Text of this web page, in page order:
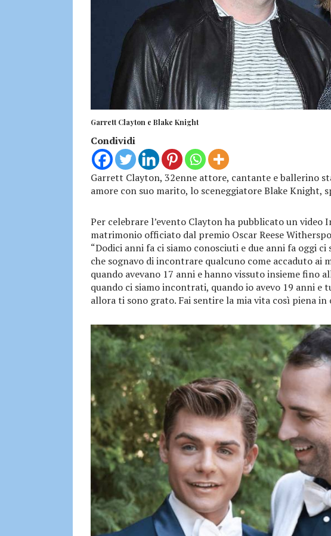
Garrett Clayton e Blake Knight
Condividi
Garrett Clayton, 32enne attore, cantante e ballerino
amore con suo marito, lo sceneggiatore Blake Knight,
Per celebrare l’evento Clayton ha pubblicato un video
matrimonio officiato dal premio Oscar Reese
“Dodici anni fa ci siamo conosciuti e due anni fa oggi
che sognavo di incontrare qualcuno come accaduto ai
quando avevano 17 anni e hanno vissuto insieme fino
quando ci siamo incontrati, quando io avevo 19 anni e
allora ti sono grato. Fai sentire la mia vita così piena in